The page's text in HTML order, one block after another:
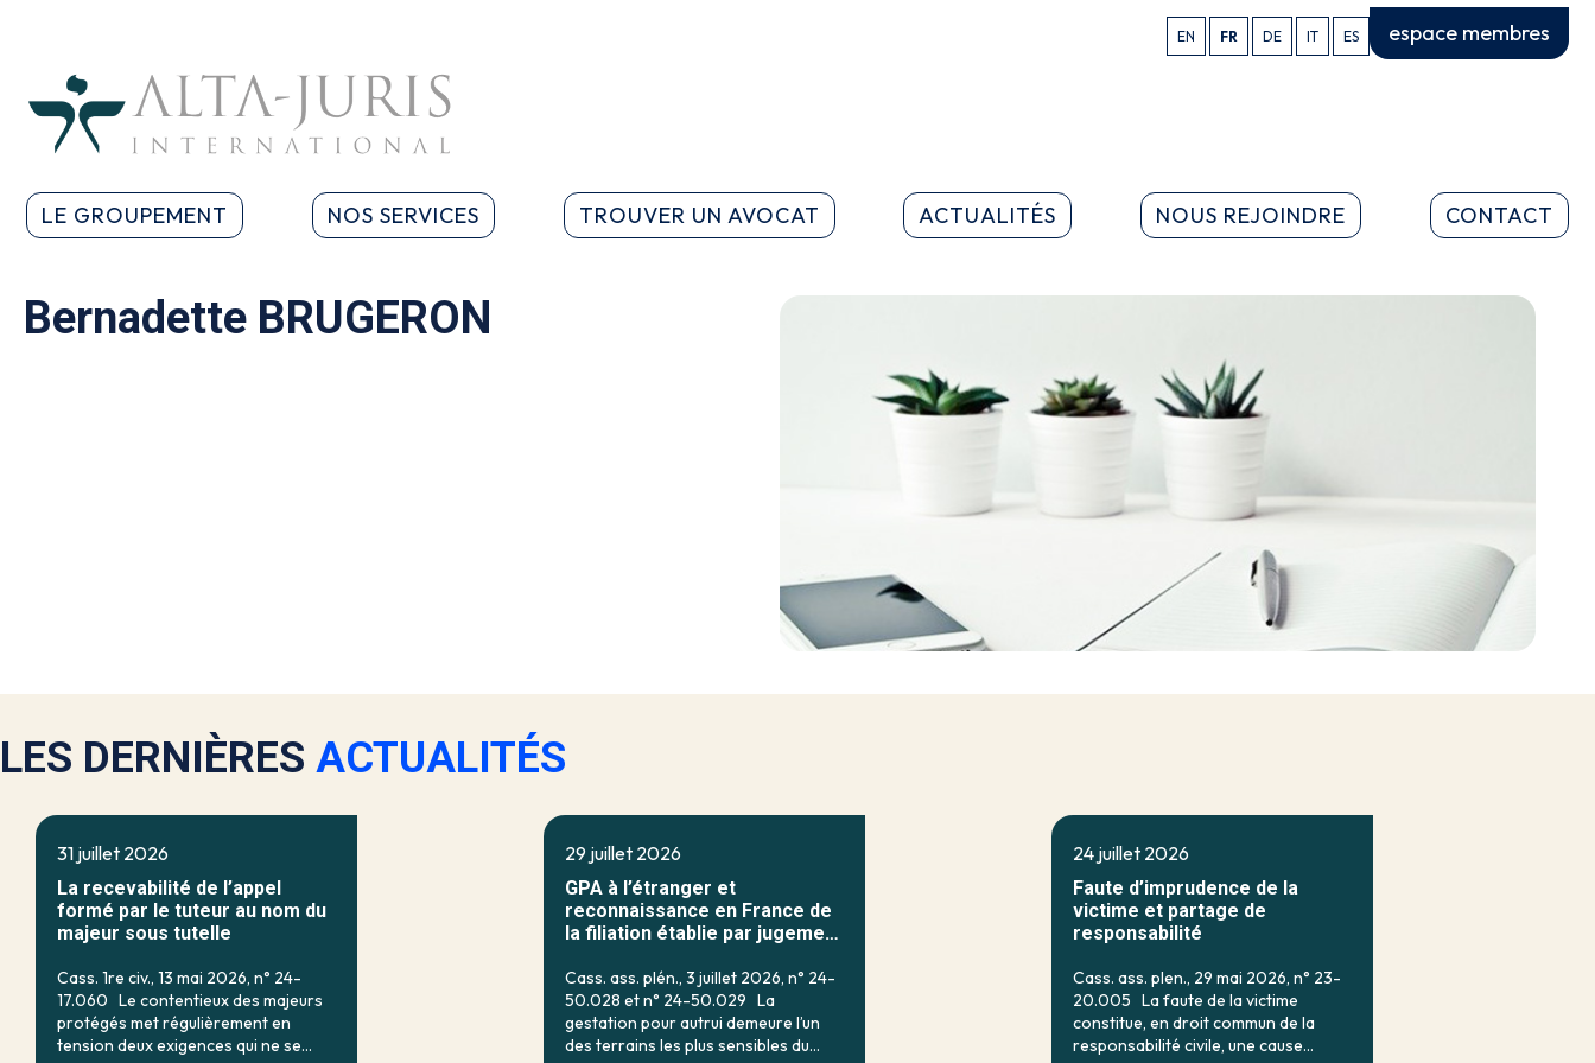
EN FR DE IT ES espace membres
LE GROUPEMENT NOS SERVICES TROUVER UN AVOCAT ACTUALITÉS NOUS REJOINDRE CONTACT
Bernadette BRUGERON
LES DERNIÈRES ACTUALITÉS
31 juillet 2026
La recevabilité de l’appel
formé par le tuteur au nom du
majeur sous tutelle
Cass. 1re civ., 13 mai 2026, n° 24-
17.060 Le contentieux des majeurs
protégés met régulièrement en
tension deux exigences qui ne se
29 juillet 2026
GPA à l’étranger et
reconnaissance en France de
la filiation établie par jugement
Cass. ass. plén., 3 juillet 2026, n° 24-
50.028 et n° 24-50.029 La
gestation pour autrui demeure l’un
des terrains les plus sensibles du
24 juillet 2026
Faute d’imprudence de la
victime et partage de
responsabilité
Cass. ass. plen., 29 mai 2026, n° 23-
20.005 La faute de la victime
constitue, en droit commun de la
responsabilité civile, une cause